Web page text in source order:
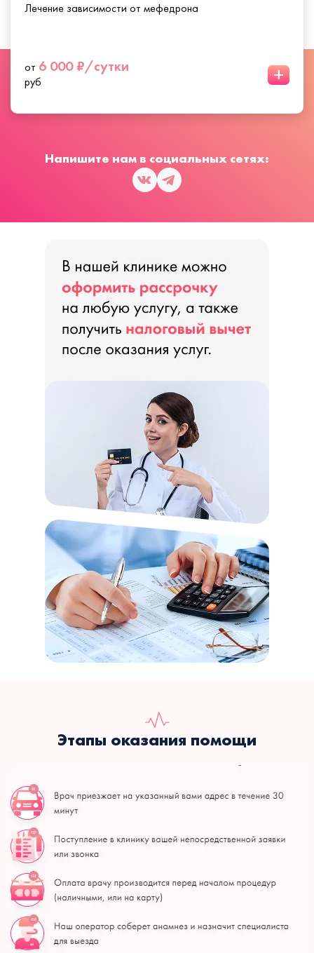
Лечение зависимости от мефедрона
от 6 000 ₽/сутки
руб +
Напишите нам в социальных сетях:
Этапы оказания помощи